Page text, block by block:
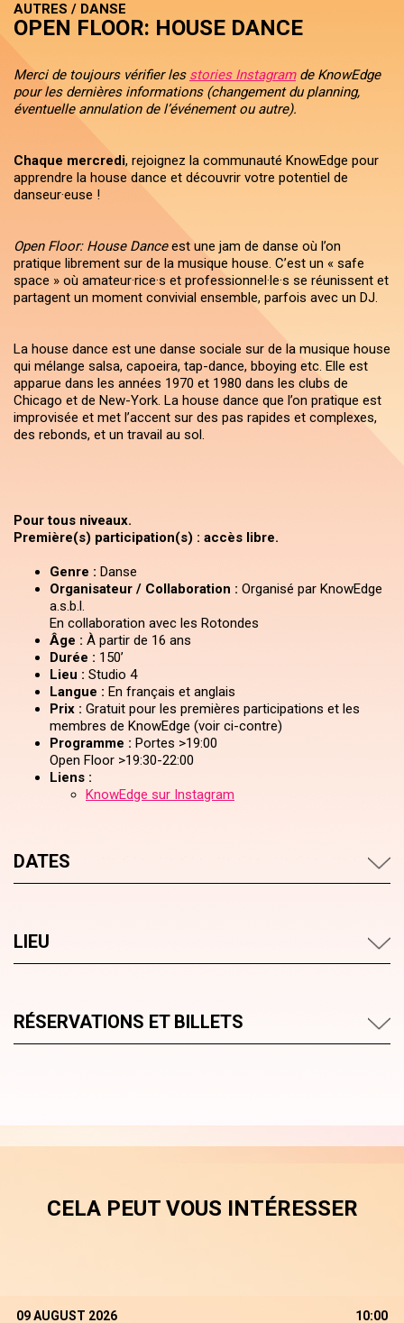
AUTRES / DANSE
OPEN FLOOR: HOUSE DANCE
Merci de toujours vérifier les stories Instagramde KnowEdge
pour les dernières informations (changement du planning,
éventuelle annulation de l’événement ou autre).
Chaque mercredi, rejoignez la communauté KnowEdge pour
apprendre la house dance et découvrir votre potentiel de
danseur·euse !
Open Floor: House Danceest une jam de danse où l’on
pratique librement sur de la musique house. C’est un « safe
space » où amateur·rice·s et professionnel·le·s se réunissent et
partagent un moment convivial ensemble, parfois avec un DJ.
La house dance est une danse sociale sur de la musique house
qui mélange salsa, capoeira, tap-dance, bboying etc. Elle est
apparue dans les années 1970 et 1980 dans les clubs de
Chicago et de New-York. La house dance que l’on pratique est
improvisée et met l’accent sur des pas rapides et complexes,
des rebonds, et un travail au sol.
Pour tous niveaux.
Première(s) participation(s) : accès libre.
Genre : Danse
Organisateur / Collaboration : Organisé par KnowEdge
a.s.b.l.
En collaboration avec les Rotondes
Âge : À partir de 16 ans
Durée : 150’
Lieu : Studio 4
Langue : En français et anglais
Prix : Gratuit pour les premières participations et les
membres de KnowEdge (voir ci-contre)
Programme : Portes >19:00
Open Floor >19:30-22:00
Liens :
KnowEdge sur Instagram
DATES
LIEU
RÉSERVATIONS ET BILLETS
CELA PEUT VOUS INTÉRESSER
09 AUGUST 2026 10:00